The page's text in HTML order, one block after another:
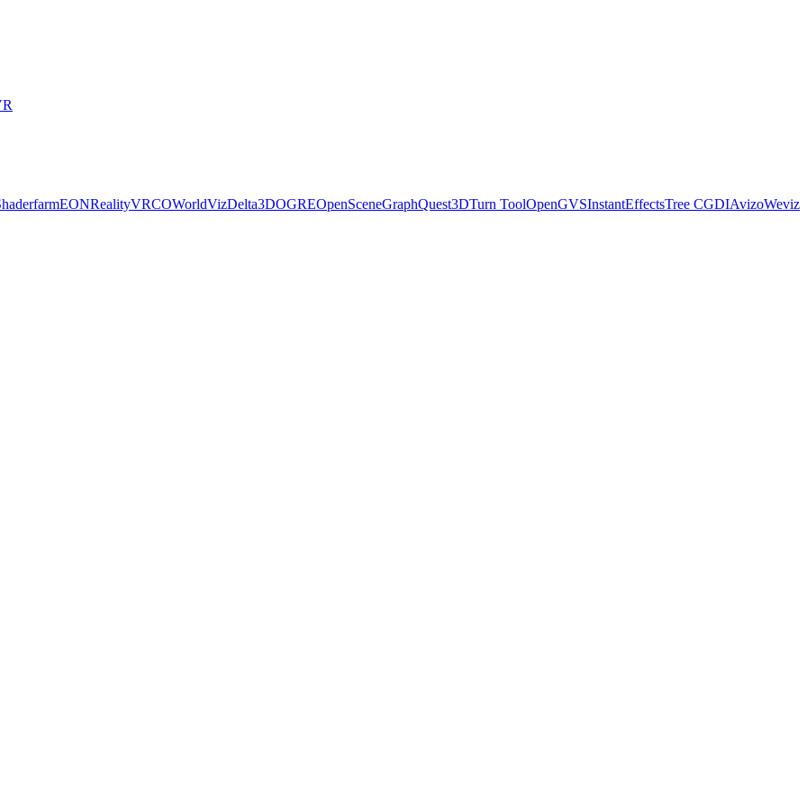
EONRealityVRCOWorldVizDelta3DOGREOpenSceneGraphQuest3DTurn ToolOpenGVSInstantEffectsTree CGDIAvizoWeviz